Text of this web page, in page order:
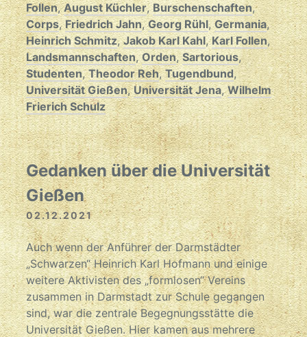
Follen,August Küchler,Burschenschaften,
Corps,Friedrich Jahn,Georg Rühl,Germania,
Heinrich Schmitz,Jakob Karl Kahl,Karl Follen,
Landsmannschaften,Orden,Sartorious,
Studenten,Theodor Reh,Tugendbund,
Universität Gießen,Universität Jena,Wilhelm
Frierich Schulz
Gedanken über die Universität
Gießen
02.12.2021
Auch wenn der Anführer der Darmstädter
„Schwarzen“ Heinrich Karl Hofmann und einige
weitere Aktivisten des „formlosen“ Vereins
zusammen in Darmstadt zur Schule gegangen
sind, war die zentrale Begegnungsstätte die
Universität Gießen. Hier kamen aus mehrere